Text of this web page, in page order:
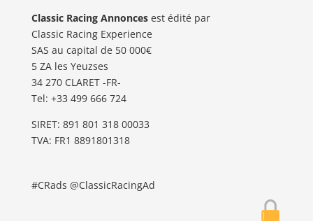
Classic Racing Annoncesest édité par
Classic Racing Experience
SAS au capital de 50 000€
5 ZA les Yeuzses
34 270 CLARET -FR-
Tel: ‭+33 499 666 724‬
SIRET: 891 801 318 00033
TVA: FR1 8891801318
#CRads @ClassicRacingAd